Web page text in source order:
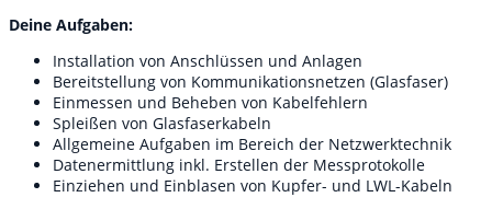
Deine Aufgaben:
Installation von Anschlüssen und Anlagen
Bereitstellung von Kommunikationsnetzen (Glasfaser)
Einmessen und Beheben von Kabelfehlern
Spleißen von Glasfaserkabeln
Allgemeine Aufgaben im Bereich der Netzwerktechnik
Datenermittlung inkl. Erstellen der Messprotokolle
Einziehen und Einblasen von Kupfer- und LWL-Kabeln